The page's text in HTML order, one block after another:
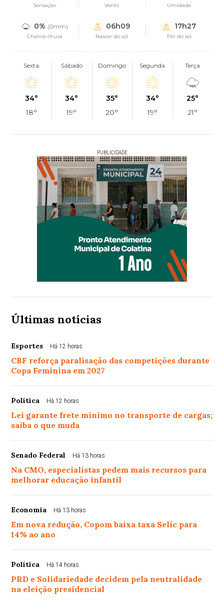
Sensação Vento Umidade
0% (0mm)
Chance chuva
06h09
Nascer do sol
17h27
Pôr do sol
Sexta
34°
18°
Sábado
34°
19°
Domingo
35°
20°
Segunda
34°
19°
Terça
25°
21°
PUBLICIDADE
Últimas notícias
Esportes Há 12 horas
CBF reforça paralisação das competições durante
Copa Feminina em 2027
Política Há 12 horas
Lei garante frete mínimo no transporte de cargas;
saiba o que muda
Senado Federal Há 13 horas
Na CMO, especialistas pedem mais recursos para
melhorar educação infantil
Economia Há 13 horas
Em nova redução, Copom baixa taxa Selic para
14% ao ano
Política Há 14 horas
PRD e Solidariedade decidem pela neutralidade
na eleição presidencial